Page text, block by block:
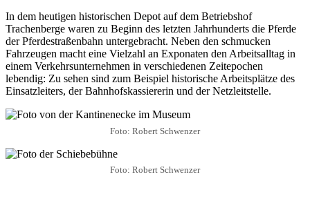
In dem heutigen historischen Depot auf dem Betriebshof
Trachenberge waren zu Beginn des letzten Jahrhunderts die Pferde
der Pferdestraßenbahn untergebracht. Neben den schmucken
Fahrzeugen macht eine Vielzahl an Exponaten den Arbeitsalltag in
einem Verkehrsunternehmen in verschiedenen Zeitepochen
lebendig: Zu sehen sind zum Beispiel historische Arbeitsplätze des
Einsatzleiters, der Bahnhofskassiererin und der Netzleitstelle.
Foto: Robert Schwenzer
Foto: Robert Schwenzer